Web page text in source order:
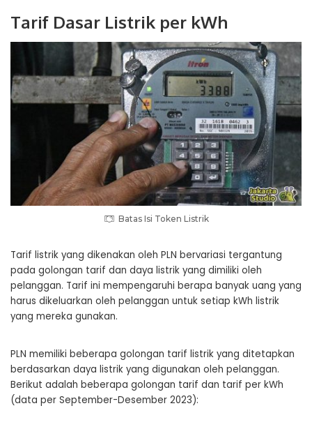
Tarif Dasar Listrik per kWh
Batas Isi Token Listrik
Tarif listrik yang dikenakan oleh PLN bervariasi tergantung
pada golongan tarif dan daya listrik yang dimiliki oleh
pelanggan. Tarif ini mempengaruhi berapa banyak uang yang
harus dikeluarkan oleh pelanggan untuk setiap kWh listrik
yang mereka gunakan.
PLN memiliki beberapa golongan tarif listrik yang ditetapkan
berdasarkan daya listrik yang digunakan oleh pelanggan.
Berikut adalah beberapa golongan tarif dan tarif per kWh
(data per September-Desember 2023):